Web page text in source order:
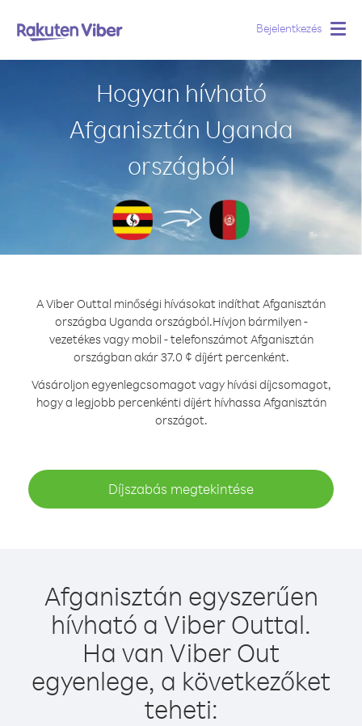
Bejelentkezés
Hogyan hívható
Afganisztán Uganda
országból
A Viber Outtal minőségi hívásokat indíthat Afganisztán
országba Uganda országból.Hívjon bármilyen -
vezetékes vagy mobil - telefonszámot Afganisztán
országban akár 37.0 ¢ díjért percenként.
Vásároljon egyenlegcsomagot vagy hívási díjcsomagot,
hogy a legjobb percenkénti díjért hívhassa Afganisztán
országot.
Díjszabás megtekintése
Afganisztán egyszerűen
hívható a Viber Outtal.
Ha van Viber Out
egyenlege, a következőket
teheti: